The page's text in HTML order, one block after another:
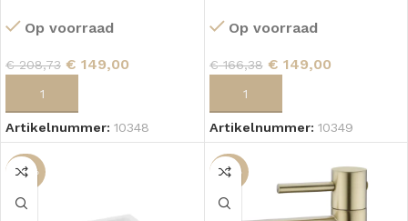
Op voorraad
€208,73 € 149,00
Artikelnummer: 10348
Op voorraad
€166,38 € 149,00
Artikelnummer: 10349
-29% -43%